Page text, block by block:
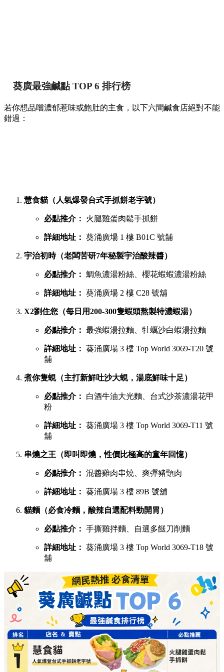
葵廣最強鹹點 TOP 6 排行榜
若你想品嚐濃郁惹味或飽肚的主食，以下六間鹹食店絕對不能
錯過：
慧食貓（人氣爆發台式手抓餅老字號）
必點推介： 火腿雞蛋肉鬆手抓餅
詳細地址： 葵涌廣場 1 樓 B01C 號舖
宇治初時（老闆苦研7年秘製宇治酸辣醬）
必點推介： 鯛魚濃湯粉絲、櫻花蝦蝦濃湯粉絲
詳細地址： 葵涌廣場 2 樓 C28 號舖
X2劉住您（每日用200-300隻蝦頭熬製特濃蝦湯）
必點推介： 最強蝦湯拉麵、牡蠣沙白蝦湯拉麵
詳細地址： 葵涌廣場 3 樓 Top World 3069-T20 號
舖
煮你隻蜆（主打新鮮吐沙大蜆，湯底鮮味十足）
必點推介：
白酒牛油大光麵、台式沙茶濃湯花甲
粉
詳細地址： 葵涌廣場 3 樓 Top World 3069-T11 號
舖
串燒之王（即叫即燒，性價比極高的童年回憶）
必點推介： 混醬雞肉串燒、爽彈豬頸肉
詳細地址： 葵涌廣場 3 樓 89B 號舖
貓麵（必食冷麵，酸辣自選配料勁開胃）
必點推介： 手撕雞拌麵、自選多餸刀削麵
詳細地址： 葵涌廣場 3 樓 Top World 3069-T18 號
舖